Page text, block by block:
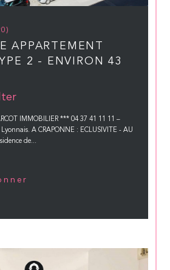
APPARTEMENT
2 - ENVIRON 43
IMMOBILIER *** 04 37 41 11 11 –
A CRAPONNE : ECLUSIVITE - AU
de...